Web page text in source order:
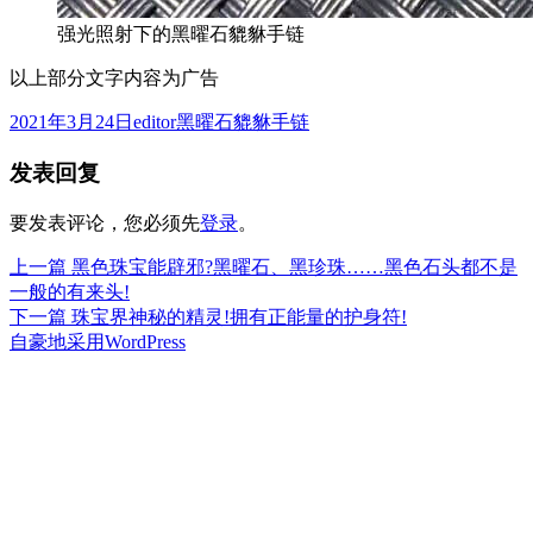
强光照射下的黑曜石貔貅手链
以上部分文字内容为广告
发
于
2021年3月24日 作
editor分
黑曜石貔貅手链
发表回复
要发表评论，您必须先登录。
文
章
导
上一篇 上
篇
文
章：
黑色珠宝能辟邪?黑曜石、黑珍珠……黑色石头都不是
一般的有来头!
下一篇 下
篇
珠宝界神秘的精灵!拥有正能量的护身符!
自豪地采用WordPress